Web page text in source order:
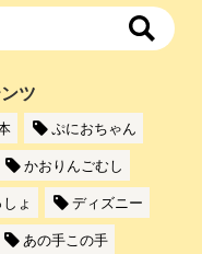
ツ
ぷにおちゃん
かおりんごむし
ょ
ディズニー
あの手この手